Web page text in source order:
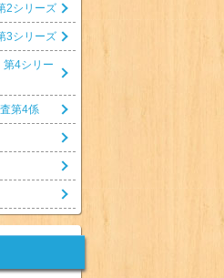
2シリーズ
3シリーズ
第4シリー
第4係